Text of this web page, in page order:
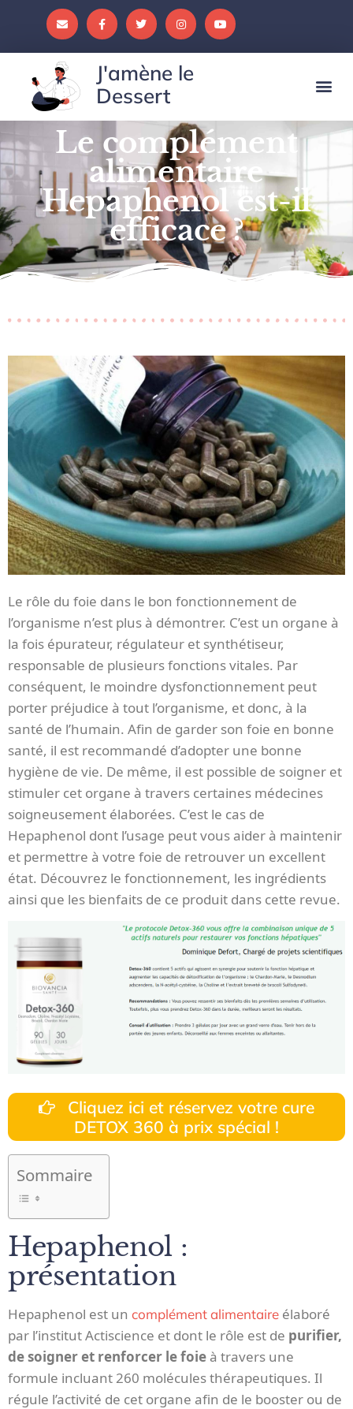
J'amène le
Dessert
Le complément
alimentaire
Hepaphenol est-il
efficace ?
Le rôle du foie dans le bon fonctionnement de
l’organisme n’est plus à démontrer. C’est un organe à
la fois épurateur, régulateur et synthétiseur,
responsable de plusieurs fonctions vitales. Par
conséquent, le moindre dysfonctionnement peut
porter préjudice à tout l’organisme, et donc, à la
santé de l’humain. Afin de garder son foie en bonne
santé, il est recommandé d’adopter une bonne
hygiène de vie. De même, il est possible de soigner et
stimuler cet organe à travers certaines médecines
soigneusement élaborées. C’est le cas de
Hepaphenol dont l’usage peut vous aider à maintenir
et permettre à votre foie de retrouver un excellent
état. Découvrez le fonctionnement, les ingrédients
ainsi que les bienfaits de ce produit dans cette revue.
Cliquez ici et réservez votre cure
DETOX 360 à prix spécial !
Sommaire
Hepaphenol :
présentation
Hepaphenol est un complément alimentaire élaboré
par l’institut Actiscience et dont le rôle est de purifier,
de soigner et renforcer le foieà travers une
formule incluant 260 molécules thérapeutiques. Il
régule l’activité de cet organe afin de le booster ou de